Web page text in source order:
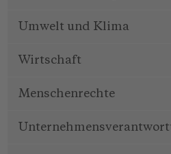
Umwelt und Klima
Wirtschaft
Menschenrechte